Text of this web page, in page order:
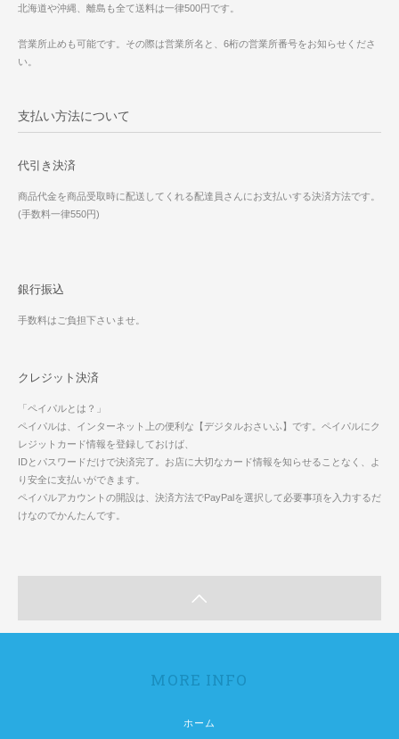
北海道や沖縄、離島も全て送料は一律500円です。
営業所止めも可能です。その際は営業所名と、6桁の営業所番号をお知らせくださ
い。
支払い方法について
代引き決済
商品代金を商品受取時に配送してくれる配達員さんにお支払いする決済方法です。
(手数料一律550円)
銀行振込
手数料はご負担下さいませ。
クレジット決済
「ペイパルとは？」
ペイパルは、インターネット上の便利な【デジタルおさいふ】です。ペイパルにク
レジットカード情報を登録しておけば、
IDとパスワードだけで決済完了。お店に大切なカード情報を知らせることなく、よ
り安全に支払いができます。
ペイパルアカウントの開設は、決済方法でPayPalを選択して必要事項を入力するだ
けなのでかんたんです。
MORE INFO
ホーム